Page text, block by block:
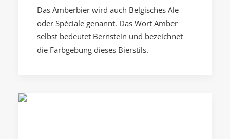
Das Amberbier wird auch Belgisches Ale
oder Spéciale genannt. Das Wort Amber
selbst bedeutet Bernstein und bezeichnet
die Farbgebung dieses Bierstils.